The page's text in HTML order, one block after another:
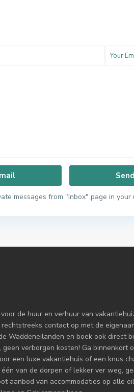
messages from "Inbox" page in your
de huur en verhuur van
contact op met de
Waddeneilanden en boek ook direct
geen verborgen kosten! Ga binnenkort
een luxe vakantiehuis of een knus
van de dorpen of lekker ver weg,
aanbod van accommodaties op alle